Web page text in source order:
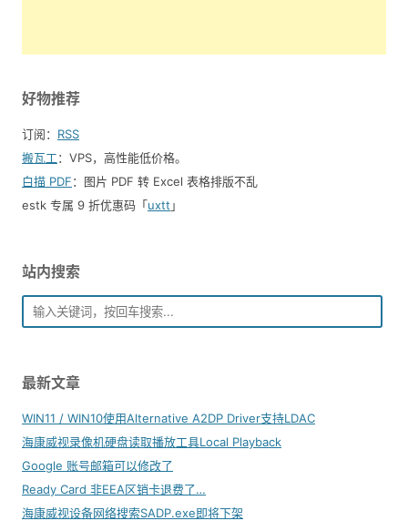
好物推荐
订阅： RSS
搬瓦工：VPS，高性能低价格。️
白描 PDF：图片 PDF 转 Excel 表格排版不乱
estk 专属 9 折优惠码「uxtt 」
站内搜索
最新文章
WIN11 / WIN10使用Alternative A2DP Driver支持LDAC
海康威视录像机硬盘读取播放工具Local Playback
Google 账号邮箱可以修改了
Ready Card 非EEA区销卡退费了…
海康威视设备网络搜索SADP.exe即将下架